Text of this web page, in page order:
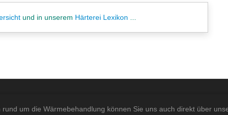
und in unserem Härterei Lexikon ...
rund um die Wärmebehandlung können Sie uns auch direkt über